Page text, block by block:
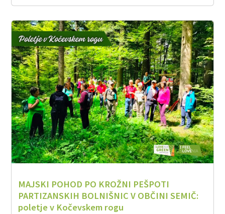
MAJSKI POHOD PO KROŽNI PEŠPOTI
PARTIZANSKIH BOLNIŠNIC V OBČINI SEMIČ:
poletje v Kočevskem rogu